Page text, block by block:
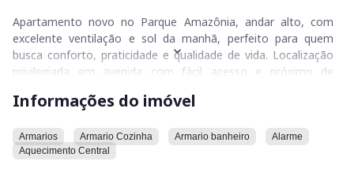
Apartamento novo no Parque Amazônia, andar alto, com
excelente ventilação e sol da manhã, perfeito para quem
busca conforto, praticidade e qualidade de vida. Localização
privilegiada em avenida com fácil acesso e próximo de
imóvel possui 63m² muito bem distribuídos, contando com 3
e vista livre para Goiânia, cozinha integrada com área de
serviço, além de acabamento moderno com piso porcelanato
Informações do imóvel
Armarios Armario Cozinha Armario banheiro
Alarme
Aquecimento Central